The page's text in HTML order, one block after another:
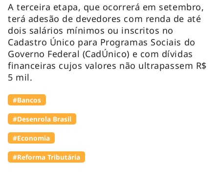
A terceira etapa, que ocorrerá em setembro,
terá adesão de devedores com renda de até
dois salários mínimos ou inscritos no
Cadastro Único para Programas Sociais do
Governo Federal (CadÚnico) e com dívidas
financeiras cujos valores não ultrapassem R$
5 mil.
#Bancos
#Desenrola Brasil
#Economia
#Reforma Tributária